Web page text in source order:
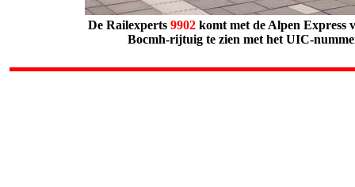
De Railexperts 9902 komt met de Alpen Express
Bocmh-rijtuig te zien met het UIC-